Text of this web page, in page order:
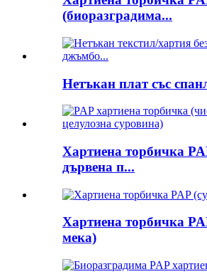
(биоразградима...
Нетъкан плат със
Хартиена торбичка
дървена п...
Хартиена торбичка
мека)